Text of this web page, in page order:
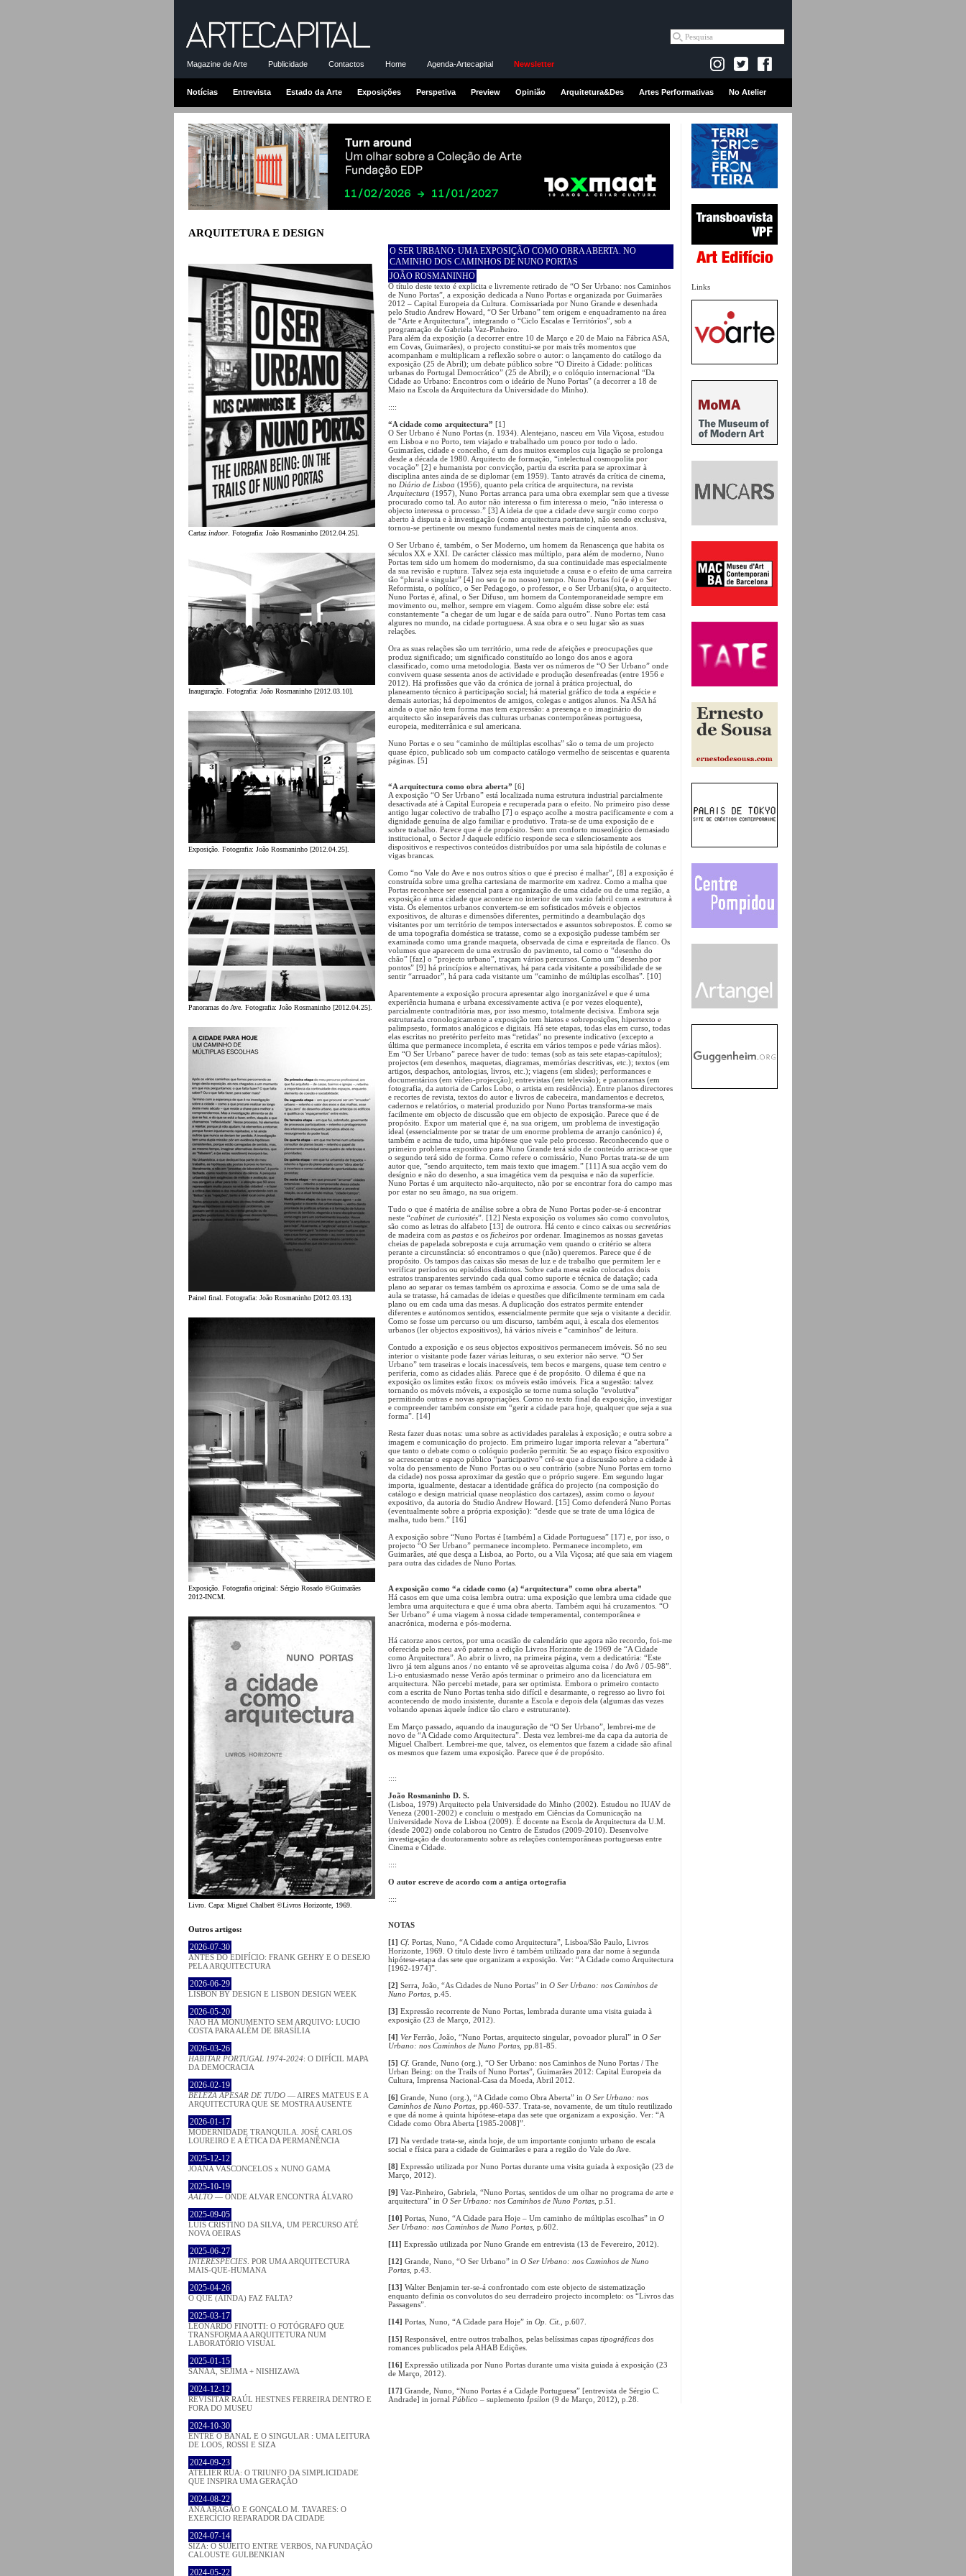
Magazine de Arte Publicidade Contactos Home Agenda-Artecapital Newsletter
Notícias Entrevista Estado da Arte Exposições Perspetiva Preview Opinião Arquitetura&Des Artes Performativas No Atelier
Links
ARQUITETURA E DESIGN
Cartaz indoor . Fotografia: João Rosmaninho [2012.04.25].
Inauguração. Fotografia: João Rosmaninho [2012.03.10].
Exposição. Fotografia: João Rosmaninho [2012.04.25].
Panoramas do Ave. Fotografia: João Rosmaninho [2012.04.25].
Painel final. Fotografia: João Rosmaninho [2012.03.13].
Exposição. Fotografia original: Sérgio Rosado ©Guimarães
2012-INCM.
Livro. Capa: Miguel Chalbert ©Livros Horizonte, 1969.
Outros artigos:
2026-07-30
ANTES DO EDIFÍCIO: FRANK GEHRY E O DESEJO
PELA ARQUITECTURA
2026-06-29
LISBON BY DESIGN E LISBON DESIGN WEEK
2026-05-20
NÃO HÁ MONUMENTO SEM ARQUIVO: LUCIO
COSTA PARA ALÉM DE BRASÍLIA
2026-03-26
HABITAR PORTUGAL 1974-2024: O DIFÍCIL MAPA
DA DEMOCRACIA
2026-02-19
BELEZA APESAR DE TUDO — AIRES MATEUS E A
ARQUITECTURA QUE SE MOSTRA AUSENTE
2026-01-17
MODERNIDADE TRANQUILA. JOSÉ CARLOS
LOUREIRO E A ÉTICA DA PERMANÊNCIA
2025-12-12
JOANA VASCONCELOS x NUNO GAMA
2025-10-19
AALTO — ONDE ALVAR ENCONTRA ÁLVARO
2025-09-05
LUÍS CRISTINO DA SILVA, UM PERCURSO ATÉ
NOVA OEIRAS
2025-06-27
INTERESPECIES . POR UMA ARQUITECTURA
MAIS-QUE-HUMANA
2025-04-26
O QUE (AINDA) FAZ FALTA?
2025-03-17
LEONARDO FINOTTI: O FOTÓGRAFO QUE
TRANSFORMA A ARQUITETURA NUM
LABORATÓRIO VISUAL
2025-01-15
SANAA, SEJIMA + NISHIZAWA
2024-12-12
REVISITAR RAÚL HESTNES FERREIRA DENTRO E
FORA DO MUSEU
2024-10-30
ENTRE O BANAL E O SINGULAR : UMA LEITURA
DE LOOS, ROSSI E SIZA
2024-09-23
ATELIER RUA: O TRIUNFO DA SIMPLICIDADE
QUE INSPIRA UMA GERAÇÃO
2024-08-22
ANA ARAGÃO E GONÇALO M. TAVARES: O
EXERCÍCIO REPARADOR DA CIDADE
2024-07-14
SIZA: O SUJEITO ENTRE VERBOS, NA FUNDAÇÃO
CALOUSTE GULBENKIAN
2024-05-22
O SER URBANO: UMA EXPOSIÇÃO COMO OBRA ABERTA. NO
CAMINHO DOS CAMINHOS DE NUNO PORTAS
JOÃO ROSMANINHO
O título deste texto é explicita e livremente retirado de “O Ser Urbano: nos Caminhos
de Nuno Portas”, a exposição dedicada a Nuno Portas e organizada por Guimarães
2012 – Capital Europeia da Cultura. Comissariada por Nuno Grande e desenhada
pelo Studio Andrew Howard, “O Ser Urbano” tem origem e enquadramento na área
de “Arte e Arquitectura”, integrando o “Ciclo Escalas e Territórios”, sob a
programação de Gabriela Vaz-Pinheiro.
Para além da exposição (a decorrer entre 10 de Março e 20 de Maio na Fábrica ASA,
em Covas, Guimarães), o projecto constitui-se por mais três momentos que
acompanham e multiplicam a reflexão sobre o autor: o lançamento do catálogo da
exposição (25 de Abril); um debate público sobre “O Direito à Cidade: políticas
urbanas do Portugal Democrático” (25 de Abril); e o colóquio internacional “Da
Cidade ao Urbano: Encontros com o ideário de Nuno Portas” (a decorrer a 18 de
Maio na Escola da Arquitectura da Universidade do Minho).
::::
“A cidade como arquitectura” [1]
O Ser Urbano é Nuno Portas (n. 1934). Alentejano, nasceu em Vila Viçosa, estudou
em Lisboa e no Porto, tem viajado e trabalhado um pouco por todo o lado.
Guimarães, cidade e concelho, é um dos muitos exemplos cuja ligação se prolonga
desde a década de 1980. Arquitecto de formação, “intelectual cosmopolita por
vocação” [2] e humanista por convicção, partiu da escrita para se aproximar à
disciplina antes ainda de se diplomar (em 1959). Tanto através da crítica de cinema,
no Diário de Lisboa (1956), quanto pela crítica de arquitectura, na revista
Arquitectura (1957), Nuno Portas arranca para uma obra exemplar sem que a tivesse
procurado como tal. Ao autor não interessa o fim interessa o meio, “não interessa o
objecto interessa o processo.” [3] A ideia de que a cidade deve surgir como corpo
aberto à disputa e à investigação (como arquitectura portanto), não sendo exclusiva,
tornou-se pertinente ou mesmo fundamental nestes mais de cinquenta anos.
O Ser Urbano é, também, o Ser Moderno, um homem da Renascença que habita os
séculos XX e XXI. De carácter clássico mas múltiplo, para além de moderno, Nuno
Portas tem sido um homem do modernismo, da sua continuidade mas especialmente
da sua revisão e ruptura. Talvez seja esta inquietude a causa e o efeito de uma carreira
tão “plural e singular” [4] no seu (e no nosso) tempo. Nuno Portas foi (e é) o Ser
Reformista, o político, o Ser Pedagogo, o professor, e o Ser Urbani(s)ta, o arquitecto.
Nuno Portas é, afinal, o Ser Difuso, um homem da Contemporaneidade sempre em
movimento ou, melhor, sempre em viagem. Como alguém disse sobre ele: está
constantemente “a chegar de um lugar e de saída para outro”. Nuno Portas tem casa
algures no mundo, na cidade portuguesa. A sua obra e o seu lugar são as suas
relações.
Ora as suas relações são um território, uma rede de afeições e preocupações que
produz significado; um significado constituído ao longo dos anos e agora
classificado, como uma metodologia. Basta ver os números de “O Ser Urbano” onde
convivem quase sessenta anos de actividade e produção desenfreadas (entre 1956 e
2012). Há profissões que vão da crónica de jornal à prática projectual, do
planeamento técnico à participação social; há material gráfico de toda a espécie e
demais autorias; há depoimentos de amigos, colegas e antigos alunos. Na ASA há
ainda o que não tem forma mas tem expressão: a presença e o imaginário do
arquitecto são inseparáveis das culturas urbanas contemporâneas portuguesa,
europeia, mediterrânica e sul americana.
Nuno Portas e o seu “caminho de múltiplas escolhas” são o tema de um projecto
quase épico, publicado sob um compacto catálogo vermelho de seiscentas e quarenta
páginas. [5]
“A arquitectura como obra aberta” [6]
A exposição “O Ser Urbano” está localizada numa estrutura industrial parcialmente
desactivada até à Capital Europeia e recuperada para o efeito. No primeiro piso desse
antigo lugar colectivo de trabalho [7] o espaço acolhe a mostra pacificamente e com a
dignidade genuína de algo familiar e produtivo. Trata-se de uma exposição de e
sobre trabalho. Parece que é de propósito. Sem um conforto museológico demasiado
institucional, o Sector J daquele edifício responde seca e silenciosamente aos
dispositivos e respectivos conteúdos distribuídos por uma sala hipóstila de colunas e
vigas brancas.
Como “no Vale do Ave e nos outros sítios o que é preciso é malhar”, [8] a exposição é
construída sobre uma grelha cartesiana de marmorite em xadrez. Como a malha que
Portas reconhece ser essencial para a organização de uma cidade ou de uma região, a
exposição é uma cidade que acontece no interior de um vazio fabril com a estrutura à
vista. Os elementos urbanos convertem-se em sofisticados móveis e objectos
expositivos, de alturas e dimensões diferentes, permitindo a deambulação dos
visitantes por um território de tempos intersectados e assuntos sobrepostos. É como se
de uma topografia doméstica se tratasse, como se a exposição pudesse também ser
examinada como uma grande maqueta, observada de cima e espreitada de flanco. Os
volumes que aparecem de uma extrusão do pavimento, tal como o “desenho do
chão” [faz] o “projecto urbano”, traçam vários percursos. Como um “desenho por
pontos” [9] há princípios e alternativas, há para cada visitante a possibilidade de se
sentir “arruador”, há para cada visitante um “caminho de múltiplas escolhas”. [10]
Aparentemente a exposição procura apresentar algo inorganizável e que é uma
experiência humana e urbana excessivamente activa (e por vezes eloquente),
parcialmente contraditória mas, por isso mesmo, totalmente decisiva. Embora seja
estruturada cronologicamente a exposição tem hiatos e sobreposições, hipertexto e
palimpsesto, formatos analógicos e digitais. Há sete etapas, todas elas em curso, todas
elas escritas no pretérito perfeito mas “retidas” no presente indicativo (excepto a
última que permanece incompleta, é escrita em vários tempos e pede várias mãos).
Em “O Ser Urbano” parece haver de tudo: temas (sob as tais sete etapas-capítulos);
projectos (em desenhos, maquetas, diagramas, memórias descritivas, etc.); textos (em
artigos, despachos, antologias, livros, etc.); viagens (em slides); performances e
documentários (em vídeo-projecção); entrevistas (em televisão); e panoramas (em
fotografia, da autoria de Carlos Lobo, o artista em residência). Entre planos directores
e recortes de revista, textos do autor e livros de cabeceira, mandamentos e decretos,
cadernos e relatórios, o material produzido por Nuno Portas transforma-se mais
facilmente em objecto de discussão que em objecto de exposição. Parece que é de
propósito. Expor um material que é, na sua origem, um problema de investigação
ideal (essencialmente por se tratar de um enorme problema de arranjo canónico) é,
também e acima de tudo, uma hipótese que vale pelo processo. Reconhecendo que o
primeiro problema expositivo para Nuno Grande terá sido de conteúdo arrisca-se que
o segundo terá sido de forma. Como refere o comissário, Nuno Portas trata-se de um
autor que, “sendo arquitecto, tem mais texto que imagem.” [11] A sua acção vem do
desígnio e não do desenho, a sua imagética vem da pesquisa e não da superfície.
Nuno Portas é um arquitecto não-arquitecto, não por se encontrar fora do campo mas
por estar no seu âmago, na sua origem.
Tudo o que é matéria de análise sobre a obra de Nuno Portas poder-se-á encontrar
neste “cabinet de curiosités”. [12] Nesta exposição os volumes são como convolutos,
são como as letras do alfabeto [13] de outrora. Há cento e cinco caixas ou secretárias
de madeira com as pastas e os ficheiros por ordenar. Imaginemos as nossas gavetas
cheias de papelada sobreposta e cuja arrumação vem quando o critério se altera
perante a circunstância: só encontramos o que (não) queremos. Parece que é de
propósito. Os tampos das caixas são mesas de luz e de trabalho que permitem ler e
verificar períodos ou episódios distintos. Sobre cada mesa estão colocados dois
estratos transparentes servindo cada qual como suporte e técnica de datação; cada
plano ao separar os temas também os aproxima e associa. Como se de uma sala de
aula se tratasse, há camadas de ideias e questões que dificilmente terminam em cada
plano ou em cada uma das mesas. A duplicação dos estratos permite entender
diferentes e autónomos sentidos, essencialmente permite que seja o visitante a decidir.
Como se fosse um percurso ou um discurso, também aqui, à escala dos elementos
urbanos (ler objectos expositivos), há vários níveis e “caminhos” de leitura.
Contudo a exposição e os seus objectos expositivos permanecem imóveis. Só no seu
interior o visitante pode fazer várias leituras, o seu exterior não serve. “O Ser
Urbano” tem traseiras e locais inacessíveis, tem becos e margens, quase tem centro e
periferia, como as cidades aliás. Parece que é de propósito. O dilema é que na
exposição os limites estão fixos: os móveis estão imóveis. Fica a sugestão: talvez
tornando os móveis móveis, a exposição se torne numa solução “evolutiva”
permitindo outras e novas apropriações. Como no texto final da exposição, investigar
e compreender também consiste em “gerir a cidade para hoje, qualquer que seja a sua
forma”. [14]
Resta fazer duas notas: uma sobre as actividades paralelas à exposição; e outra sobre a
imagem e comunicação do projecto. Em primeiro lugar importa relevar a “abertura”
que tanto o debate como o colóquio poderão permitir. Se ao espaço físico expositivo
se acrescentar o espaço público “participativo” crê-se que a discussão sobre a cidade à
volta do pensamento de Nuno Portas ou o seu contrário (sobre Nuno Portas em torno
da cidade) nos possa aproximar da gestão que o próprio sugere. Em segundo lugar
importa, igualmente, destacar a identidade gráfica do projecto (na composição do
catálogo e design matricial quase neoplástico dos cartazes), assim como o layout
expositivo, da autoria do Studio Andrew Howard. [15] Como defenderá Nuno Portas
(eventualmente sobre a própria exposição): “desde que se trate de uma lógica de
malha, tudo bem.” [16]
A exposição sobre “Nuno Portas é [também] a Cidade Portuguesa” [17] e, por isso, o
projecto “O Ser Urbano” permanece incompleto. Permanece incompleto, em
Guimarães, até que desça a Lisboa, ao Porto, ou a Vila Viçosa; até que saia em viagem
para outra das cidades de Nuno Portas.
A exposição como “a cidade como (a) “arquitectura” como obra aberta”
Há casos em que uma coisa lembra outra: uma exposição que lembra uma cidade que
lembra uma arquitectura e que é uma obra aberta. Também aqui há cruzamentos. “O
Ser Urbano” é uma viagem à nossa cidade temperamental, contemporânea e
anacrónica, moderna e pós-moderna.
Há catorze anos certos, por uma ocasião de calendário que agora não recordo, foi-me
oferecida pelo meu avô paterno a edição Livros Horizonte de 1969 de “A Cidade
como Arquitectura”. Ao abrir o livro, na primeira página, vem a dedicatória: “Este
livro já tem alguns anos / no entanto vê se aproveitas alguma coisa / do Avô / 05-98”.
Li-o entusiasmado nesse Verão após terminar o primeiro ano da licenciatura em
arquitectura. Não percebi metade, para ser optimista. Embora o primeiro contacto
com a escrita de Nuno Portas tenha sido difícil e desarmante, o regresso ao livro foi
acontecendo de modo insistente, durante a Escola e depois dela (algumas das vezes
voltando apenas àquele índice tão claro e estruturante).
Em Março passado, aquando da inauguração de “O Ser Urbano”, lembrei-me de
novo de “A Cidade como Arquitectura”. Desta vez lembrei-me da capa da autoria de
Miguel Chalbert. Lembrei-me que, talvez, os elementos que fazem a cidade são afinal
os mesmos que fazem uma exposição. Parece que é de propósito.
::::
João Rosmaninho D. S.
(Lisboa, 1979) Arquitecto pela Universidade do Minho (2002). Estudou no IUAV de
Veneza (2001-2002) e concluiu o mestrado em Ciências da Comunicação na
Universidade Nova de Lisboa (2009). É docente na Escola de Arquitectura da U.M.
(desde 2002) onde colaborou no Centro de Estudos (2009-2010). Desenvolve
investigação de doutoramento sobre as relações contemporâneas portuguesas entre
Cinema e Cidade.
::::
O autor escreve de acordo com a antiga ortografia
::::
NOTAS
[1] Cf. Portas, Nuno, “A Cidade como Arquitectura”, Lisboa/São Paulo, Livros
Horizonte, 1969. O título deste livro é também utilizado para dar nome à segunda
hipótese-etapa das sete que organizam a exposição. Ver: “A Cidade como Arquitectura
[1962-1974]”.
[2] Serra, João, “As Cidades de Nuno Portas” in O Ser Urbano: nos Caminhos de
Nuno Portas , p.45.
[3] Expressão recorrente de Nuno Portas, lembrada durante uma visita guiada à
exposição (23 de Março, 2012).
[4] VerFerrão, João, “Nuno Portas, arquitecto singular, povoador plural” in O Ser
Urbano: nos Caminhos de Nuno Portas , pp.81-85.
[5] Cf. Grande, Nuno (org.), “O Ser Urbano: nos Caminhos de Nuno Portas / The
Urban Being: on the Trails of Nuno Portas”, Guimarães 2012: Capital Europeia da
Cultura, Imprensa Nacional-Casa da Moeda, Abril 2012.
[6] Grande, Nuno (org.), “A Cidade como Obra Aberta” in O Ser Urbano: nos
Caminhos de Nuno Portas , pp.460-537. Trata-se, novamente, de um título reutilizado
e que dá nome à quinta hipótese-etapa das sete que organizam a exposição. Ver: “A
Cidade como Obra Aberta [1985-2008]”.
[7] Na verdade trata-se, ainda hoje, de um importante conjunto urbano de escala
social e física para a cidade de Guimarães e para a região do Vale do Ave.
[8] Expressão utilizada por Nuno Portas durante uma visita guiada à exposição (23 de
Março, 2012).
[9] Vaz-Pinheiro, Gabriela, “Nuno Portas, sentidos de um olhar no programa de arte e
arquitectura” in O Ser Urbano: nos Caminhos de Nuno Portas , p.51.
[10] Portas, Nuno, “A Cidade para Hoje – Um caminho de múltiplas escolhas” in O
Ser Urbano: nos Caminhos de Nuno Portas , p.602.
[11] Expressão utilizada por Nuno Grande em entrevista (13 de Fevereiro, 2012).
[12] Grande, Nuno, “O Ser Urbano” in O Ser Urbano: nos Caminhos de Nuno
Portas , p.43.
[13] Walter Benjamin ter-se-á confrontado com este objecto de sistematização
enquanto definia os convolutos do seu derradeiro projecto incompleto: os “Livros das
Passagens”.
[14] Portas, Nuno, “A Cidade para Hoje” in Op. Cit.
, p.607.
[15] Responsável, entre outros trabalhos, pelas belíssimas capas tipográficas dos
romances publicados pela AHAB Edições.
[16] Expressão utilizada por Nuno Portas durante uma visita guiada à exposição (23
de Março, 2012).
[17] Grande, Nuno, “Nuno Portas é a Cidade Portuguesa” [entrevista de Sérgio C.
Andrade] in jornal Público – suplemento Ípsilon (9 de Março, 2012), p.28.